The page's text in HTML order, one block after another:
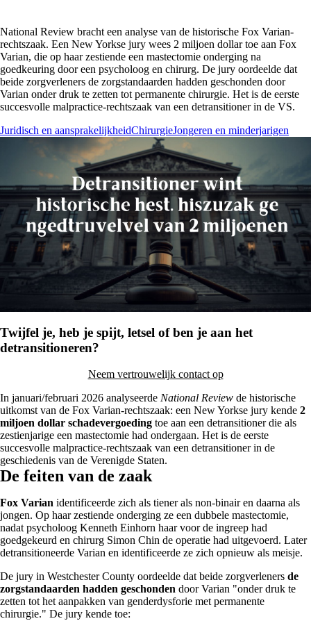
National Review bracht een analyse van de historische Fox Varian-
rechtszaak. Een New Yorkse jury wees 2 miljoen dollar toe aan Fox
Varian, die op haar zestiende een mastectomie onderging na
goedkeuring door een psycholoog en chirurg. De jury oordeelde dat
beide zorgverleners de zorgstandaarden hadden geschonden door
Varian onder druk te zetten tot permanente chirurgie. Het is de eerste
succesvolle malpractice-rechtszaak van een detransitioner in de VS.
Juridisch en aansprakelijkheidChirurgieJongeren en minderjarigen
Twijfel je, heb je spijt, letsel of ben je aan het
detransitioneren?
Neem vertrouwelijk contact op
In januari/februari 2026 analyseerde National Review de historische
uitkomst van de Fox Varian-rechtszaak: een New Yorkse jury kende 2
miljoen dollar schadevergoeding toe aan een detransitioner die als
zestienjarige een mastectomie had ondergaan. Het is de eerste
succesvolle malpractice-rechtszaak van een detransitioner in de
geschiedenis van de Verenigde Staten.
De feiten van de zaak
Fox Varian identificeerde zich als tiener als non-binair en daarna als
jongen. Op haar zestiende onderging ze een dubbele mastectomie,
nadat psycholoog Kenneth Einhorn haar voor de ingreep had
goedgekeurd en chirurg Simon Chin de operatie had uitgevoerd. Later
detransitioneerde Varian en identificeerde ze zich opnieuw als meisje.
De jury in Westchester County oordeelde dat beide zorgverleners de
zorgstandaarden hadden geschonden door Varian "onder druk te
zetten tot het aanpakken van genderdysforie met permanente
chirurgie." De jury kende toe: